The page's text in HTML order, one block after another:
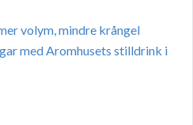
volym, mindre krångel
med Aromhusets stilldrink i